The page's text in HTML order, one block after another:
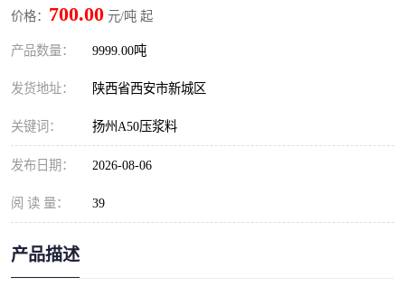
价格： 700.00 元/吨 起
产品数量： 9999.00吨
发货地址： 陕西省西安市新城区
关键词： 扬州A50压浆料
发布日期： 2026-08-06
阅 读 量： 39
产品描述